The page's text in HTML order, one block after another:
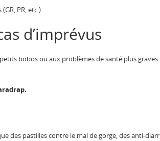
PR, etc.).
d’imprévus
bobos ou aux problèmes de santé plus
des pastilles contre le mal de gorge, des anti-